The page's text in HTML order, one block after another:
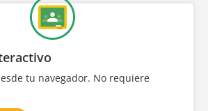
tu navegador. No requiere